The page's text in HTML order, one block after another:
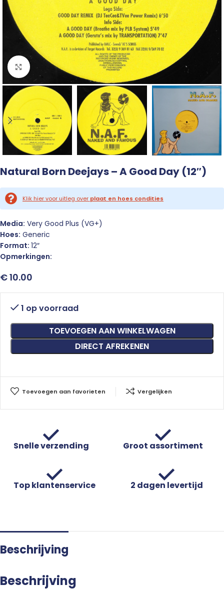
Click to enlarge
Natural Born Deejays – A Good Day (12″)
Klik hier voor uitleg over plaat en hoes condities
Media: Very Good Plus (VG+)
Hoes: Generic
Format: 12″
Opmerkingen:
€10.00
1 op voorraad
TOEVOEGEN AAN WINKELWAGEN
DIRECT AFREKENEN
Toevoegen aan favorieten Vergelijken
Snelle verzending Groot assortiment
Top klantenservice 2 dagen levertijd
Beschrijving
Beschrijving